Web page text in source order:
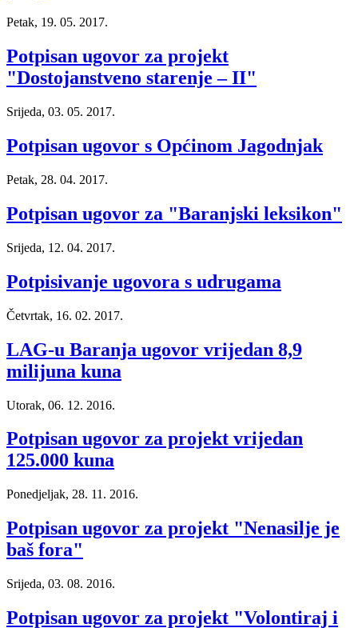
Petak, 19. 05. 2017.
Potpisan ugovor za projekt
"Dostojanstveno starenje – II"
Srijeda, 03. 05. 2017.
Potpisan ugovor s Općinom Jagodnjak
Petak, 28. 04. 2017.
Potpisan ugovor za "Baranjski leksikon"
Srijeda, 12. 04. 2017.
Potpisivanje ugovora s udrugama
Četvrtak, 16. 02. 2017.
LAG-u Baranja ugovor vrijedan 8,9
milijuna kuna
Utorak, 06. 12. 2016.
Potpisan ugovor za projekt vrijedan
125.000 kuna
Ponedjeljak, 28. 11. 2016.
Potpisan ugovor za projekt "Nenasilje je
baš fora"
Srijeda, 03. 08. 2016.
Potpisan ugovor za projekt "Volontiraj i